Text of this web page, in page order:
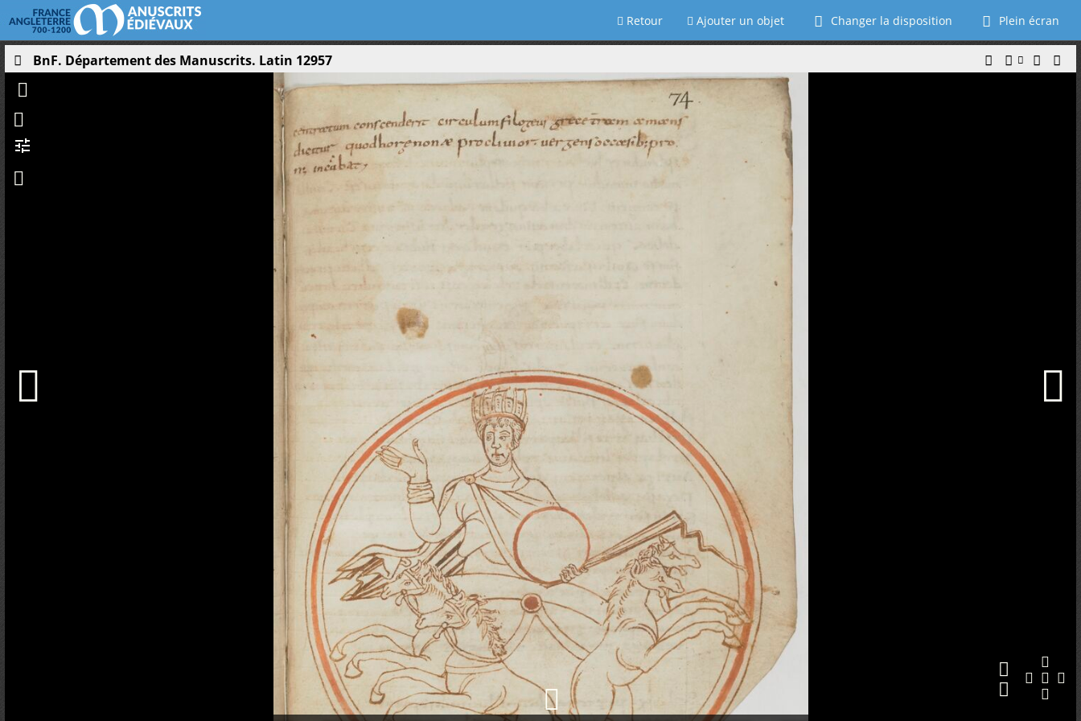
Changer la disposition Plein écran
Retour Ajouter un objet
+
Ajouter un objet
BnF. Département des Manuscrits. Latin 12957
tune